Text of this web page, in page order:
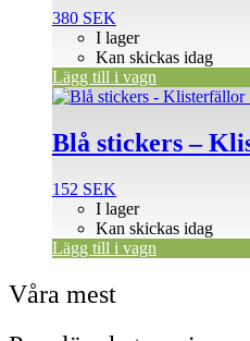
380 SEK
I lager
Kan skickas idag
Lägg till i vagn
Blå stickers –
152 SEK
I lager
Kan skickas idag
Lägg till i vagn
Våra mest